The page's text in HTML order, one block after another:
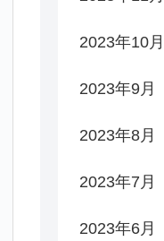
2023年10月
2023年9月
2023年8月
2023年7月
2023年6月